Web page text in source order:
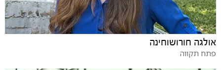
אולגה חורושוחינה
פתח תקווה